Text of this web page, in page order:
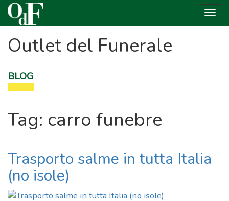
content
Outlet del Funerale
BLOG
Tag: carro funebre
Trasporto salme in tutta Italia
(no isole)